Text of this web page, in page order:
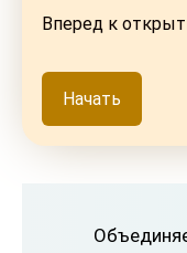
Вперед к
Начать